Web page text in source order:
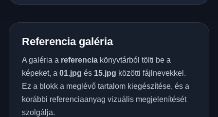
Referencia galéria
A galéria a referenciakönyvtárból tölti be a
képeket, a 01.jpg és 15.jpg közötti fájlnevekkel.
Ez a blokk a meglévő tartalom kiegészítése, és a
korábbi referenciaanyag vizuális megjelenítését
szolgálja.